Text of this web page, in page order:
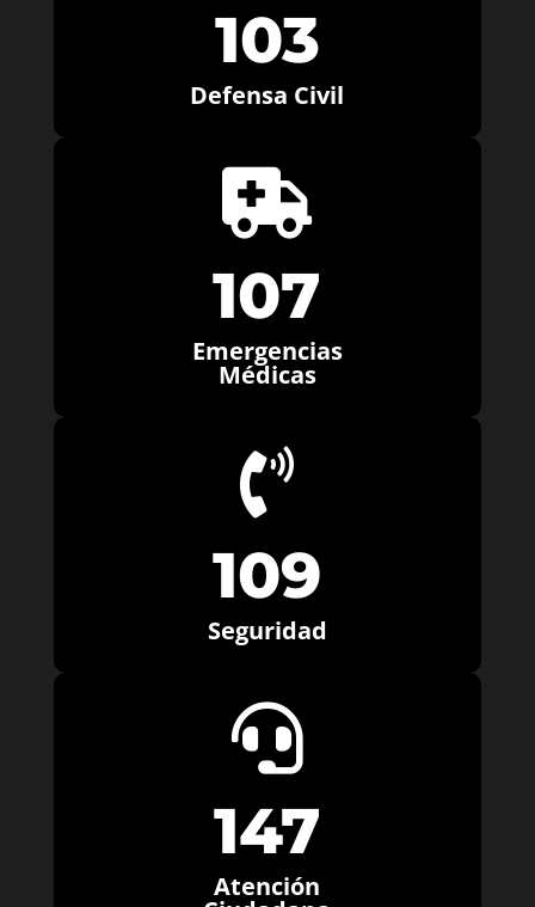
103
Defensa Civil

107
Emergencias
Médicas

109
Seguridad

147
Atención